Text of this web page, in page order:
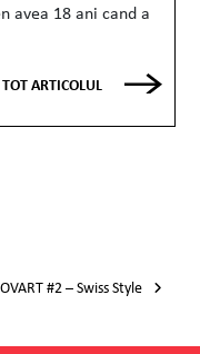
avea 18 ani cand a
ARTICOLUL
#2 – Swiss Style